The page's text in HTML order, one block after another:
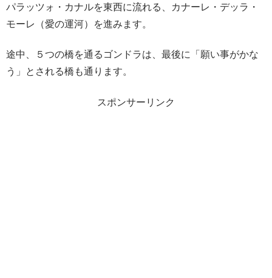
パラッツォ・カナルを東西に流れる、カナーレ・デッラ・
モーレ（愛の運河）を進みます。
途中、５つの橋を通るゴンドラは、最後に「願い事がかな
う」とされる橋も通ります。
スポンサーリンク